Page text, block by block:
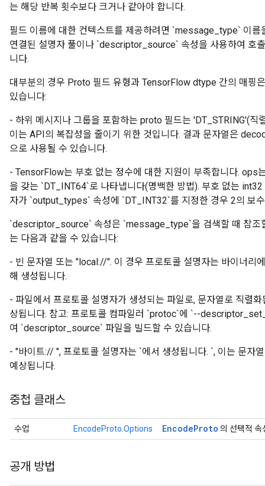
는 해당 반복 횟수보다 크거나 같아야 합니다.
필드 이름에 대한 컨텍스트를 제공하려면 `message_type` 이름
연결된 설명자 풀이나 `descriptor_source` 속성을 사용하여 호
니다.
대부분의 경우 Proto 필드 유형과 TensorFlow dtype 간의 매핑
있습니다:
- 하위 메시지나 그룹을 포함하는 proto 필드는 'DT_STRING'(직
이는 API의 복잡성을 줄이기 위한 것입니다. 결과 문자열은
으로 사용될 수 있습니다.
- TensorFlow는 부호 없는 정수에 대한 지원이 부족합니다. ops
을 갖는 `DT_INT64`로 나타냅니다(명백한 방법). 부호 없는
자가 `output_types` 속성에 `DT_INT32`를 지정한 경우 2의 보
`descriptor_source` 속성은 `message_type`을 검색할 때 참조
는 다음과 같을 수 있습니다:
- 빈 문자열 또는 "local://". 이 경우 프로토콜 설명자는 바이너리
해 생성됩니다.
- 파일에서 프로토콜 설명자가 생성되는 파일로, 문자열로 직렬
상됩니다. 참고: 프로토콜 컴파일러 `protoc`에 `--
여 `descriptor_source` 파일을 빌드할 수 있습니다.
- "바이트:// ", 프로토콜 설명자는 `에서 생성됩니다. `, 이는 문자
예상됩니다.
중첩 클래스
수업 EncodeProto.Options EncodeProto 의 선택적 속
공개 방법